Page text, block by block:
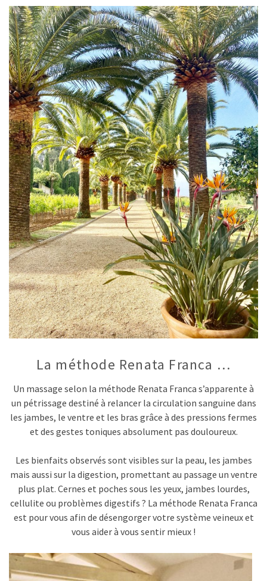
La méthode Renata Franca …
Un massage selon la méthode Renata Franca s’apparente à
un pétrissage destiné à relancer la circulation sanguine dans
les jambes, le ventre et les bras grâce à des pressions fermes
et des gestes toniques absolument pas douloureux.
Les bienfaits observés sont visibles sur la peau, les jambes
mais aussi sur la digestion, promettant au passage un ventre
plus plat. Cernes et poches sous les yeux, jambes lourdes,
cellulite ou problèmes digestifs ? La méthode Renata Franca
est pour vous afin de désengorger votre système veineux et
vous aider à vous sentir mieux !